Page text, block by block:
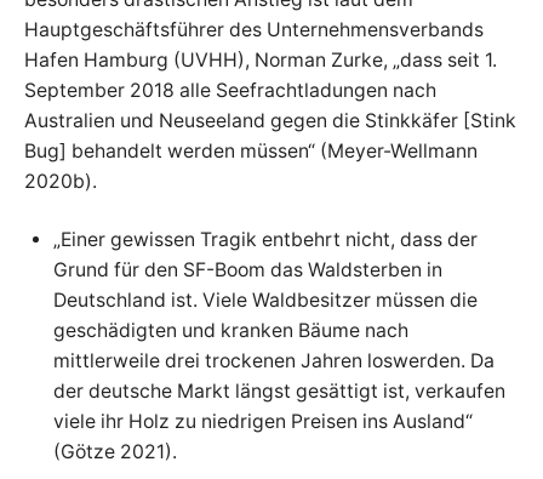
Hauptgeschäftsführer des Unternehmensverbands
Hafen Hamburg (UVHH), Norman Zurke, „dass seit 1.
September 2018 alle Seefrachtladungen nach
Australien und Neuseeland gegen die Stinkkäfer [Stink
Bug] behandelt werden müssen“ (Meyer-Wellmann
2020b).
„Einer gewissen Tragik entbehrt nicht, dass der
Grund für den SF-Boom das Waldsterben in
Deutschland ist. Viele Waldbesitzer müssen die
geschädigten und kranken Bäume nach
mittlerweile drei trockenen Jahren loswerden. Da
der deutsche Markt längst gesättigt ist, verkaufen
viele ihr Holz zu niedrigen Preisen ins Ausland“
(Götze 2021).